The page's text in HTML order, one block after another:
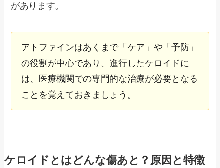
があります。
アトファインはあくまで「ケア」や「予防」
の役割が中心であり、進行したケロイドに
は、医療機関での専門的な治療が必要となる
ことを覚えておきましょう。
ケロイドとはどんな傷あと？原因と特徴